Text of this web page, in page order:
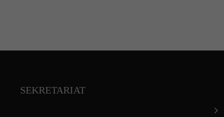
SEKRETARIAT